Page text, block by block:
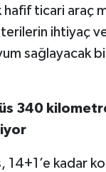
hafif ticari araç
ihtiyaç
sağlayacak
340
14+1’e kadar